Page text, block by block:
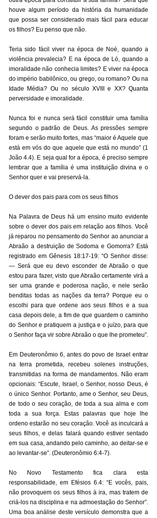
houve algum período da história da humanidade
que possa ser considerado mais fácil para educar
os filhos? Eu penso que não.
Teria sido fácil viver na época de Noé, quando a
violência prevalecia? E na época de Ló, quando a
imoralidade não conhecia limites? E viver na época
do império babilônico, ou grego, ou romano? Ou na
Idade Média? Ou no século XVIII e XX? Quanta
perversidade e imoralidade.
Nunca foi e nunca será fácil constituir uma família
segundo o padrão de Deus. As pressões sempre
foram e serão muito fortes, mas “maior é Aquele que
está em vós do que aquele que está no mundo” (1
João 4.4). E seja qual for a época, é preciso sempre
lembrar que a família é uma instituição divina e o
Senhor quer e vai preservá-la.
O dever dos pais para com os seus filhos
Na Palavra de Deus há um ensino muito evidente
sobre o dever dos pais em relação aos filhos. Você
já reparou no pensamento do Senhor ao anunciar a
Abraão a destruição de Sodoma e Gomorra? Está
registrado em Gênesis 18:17-19: “O Senhor disse:
— Será que eu devo esconder de Abraão o que
estou para fazer, visto que Abraão certamente virá a
ser uma grande e poderosa nação, e nele serão
benditas todas as nações da terra? Porque eu o
escolhi para que ordene aos seus filhos e a sua
casa depois dele, a fim de que guardem o caminho
do Senhor e pratiquem a justiça e o juízo, para que
Em Deuteronômio 6, antes do povo de Israel entrar
na terra prometida, recebeu solenes instruções,
transmitidas na forma de mandamentos. Não eram
opcionais: “Escute, Israel, o Senhor, nosso Deus, é
o único Senhor. Portanto, ame o Senhor, seu Deus,
de todo o seu coração, de toda a sua alma e com
toda a sua força. Estas palavras que hoje lhe
ordeno estarão no seu coração. Você as inculcará a
seus filhos, e delas falará quando estiver sentado
em sua casa, andando pelo caminho, ao deitar-se e
ao levantar-se”. (Deuteronômio 6:4-7).
No Novo Testamento fica clara esta
responsabilidade, em Efésios 6.4: “E vocês, pais,
não provoquem os seus filhos à ira, mas tratem de
criá-los na disciplina e na admoestação do Senhor”.
Uma boa análise deste versículo demonstra que a